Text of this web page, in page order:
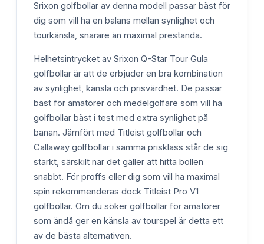
Srixon golfbollar av denna modell passar bäst för
dig som vill ha en balans mellan synlighet och
tourkänsla, snarare än maximal prestanda.
Helhetsintrycket av Srixon Q-Star Tour Gula
golfbollar är att de erbjuder en bra kombination
av synlighet, känsla och prisvärdhet. De passar
bäst för amatörer och medelgolfare som vill ha
golfbollar bäst i test med extra synlighet på
banan. Jämfört med Titleist golfbollar och
Callaway golfbollar i samma prisklass står de sig
starkt, särskilt när det gäller att hitta bollen
snabbt. För proffs eller dig som vill ha maximal
spin rekommenderas dock Titleist Pro V1
golfbollar. Om du söker golfbollar för amatörer
som ändå ger en känsla av tourspel är detta ett
av de bästa alternativen.